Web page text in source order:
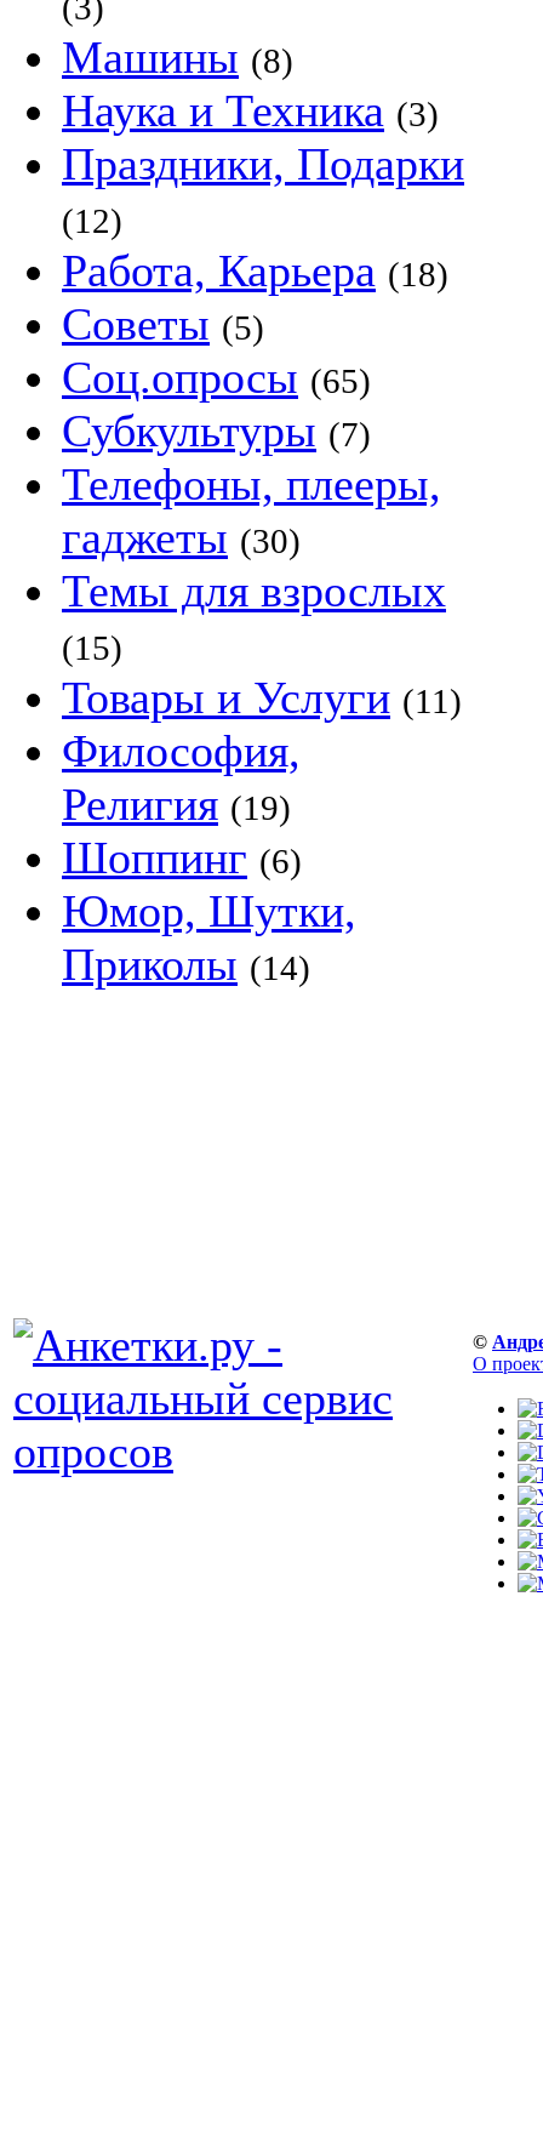
Машины (8)
Наука и Техника (3)
Праздники, Подарки
(12)
Работа, Карьера (18)
Советы (5)
Соц.опросы (65)
Субкультуры (7)
Телефоны, плееры,
гаджеты (30)
Темы для взрослых
(15)
Товары и Услуги (11)
Философия,
Религия (19)
Шоппинг (6)
Юмор, Шутки,
Приколы (14)
©
О